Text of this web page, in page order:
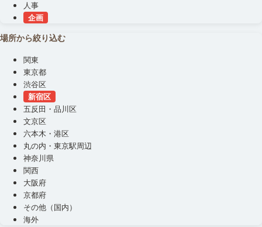
人事
企画
場所から絞り込む
関東
東京都
渋谷区
新宿区
五反田・品川区
文京区
六本木・港区
丸の内・東京駅周辺
神奈川県
関西
大阪府
京都府
その他（国内）
海外